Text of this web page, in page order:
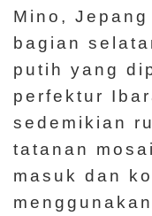
Mino,
bagian
putih yang
perfektur
sedemikian
tatanan
masuk dan